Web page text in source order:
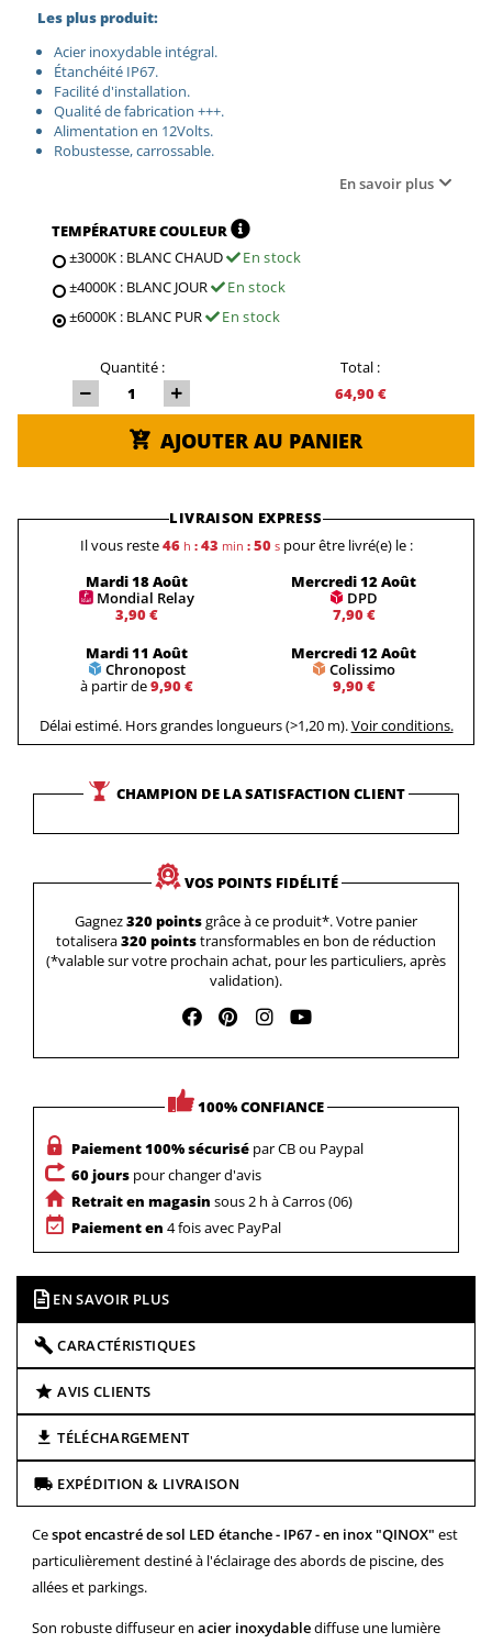
Les plus produit:
Acier inoxydable intégral.
Étanchéité IP67.
Facilité d'installation.
Qualité de fabrication +++.
Alimentation en 12Volts.
Robustesse, carrossable.
En savoir plus
TEMPÉRATURE COULEUR
±3000K : BLANC CHAUD
En stock
±4000K : BLANC JOUR
En stock
±6000K : BLANC PUR
En stock
Quantité :
Total :
64,90 €
AJOUTER AU PANIER
LIVRAISON EXPRESS
Il vous reste46h : 43 min : 50s pour être livré(e) le :
Mardi 18 Août
Mondial Relay
3,90 €
Mercredi 12 Août
DPD
7,90 €
Mardi 11 Août
Chronopost
à partir de9,90 €
Mercredi 12 Août
Colissimo
9,90 €
Délai estimé. Hors grandes longueurs (>1,20 m).Voir conditions.
CHAMPION DE LA SATISFACTION CLIENT
VOS POINTS FIDÉLITÉ
Gagnez320 pointsgrâce à ce produit*. Votre panier
totalisera320 pointstransformables en bon de réduction
(*valable sur votre prochain achat, pour les particuliers, après
validation).
100% CONFIANCE
Paiement 100% sécurisé par CB ou Paypal
60 jours pour changer d'avis
Retrait en magasin sous 2 h à Carros (06)
Paiement en 4 fois avec PayPal
EN SAVOIR PLUS
CARACTÉRISTIQUES
AVIS CLIENTS
TÉLÉCHARGEMENT
EXPÉDITION & LIVRAISON
Cespot encastré de sol LED étanche - IP67 - en inox "QINOX" est
particulièrement destiné à l'éclairage des abords de piscine, des
allées et parkings.
Son robuste diffuseur en acier inoxydablediffuse une lumière